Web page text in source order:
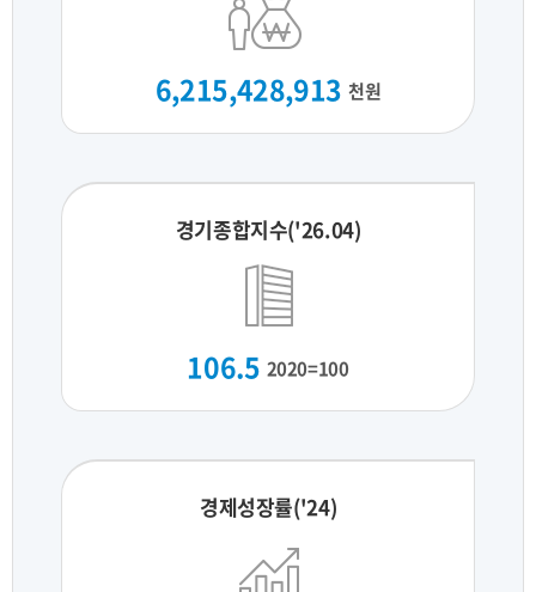
6,215,428,913 천원
경기종합지수('26.04)
106.5 2020=100
경제성장률('24)